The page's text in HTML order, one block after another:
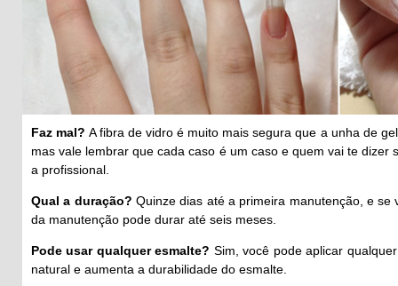
Faz mal?A fibra de vidro é muito mais segura que a unha de
mas vale lembrar que cada caso é um caso e quem vai te
a profissional.
Qual a duração? Quinze dias até a primeira manutenção, e
da manutenção pode durar até seis meses.
Pode usar qualquer esmalte? Sim, você pode aplicar
natural e aumenta a durabilidade do esmalte.